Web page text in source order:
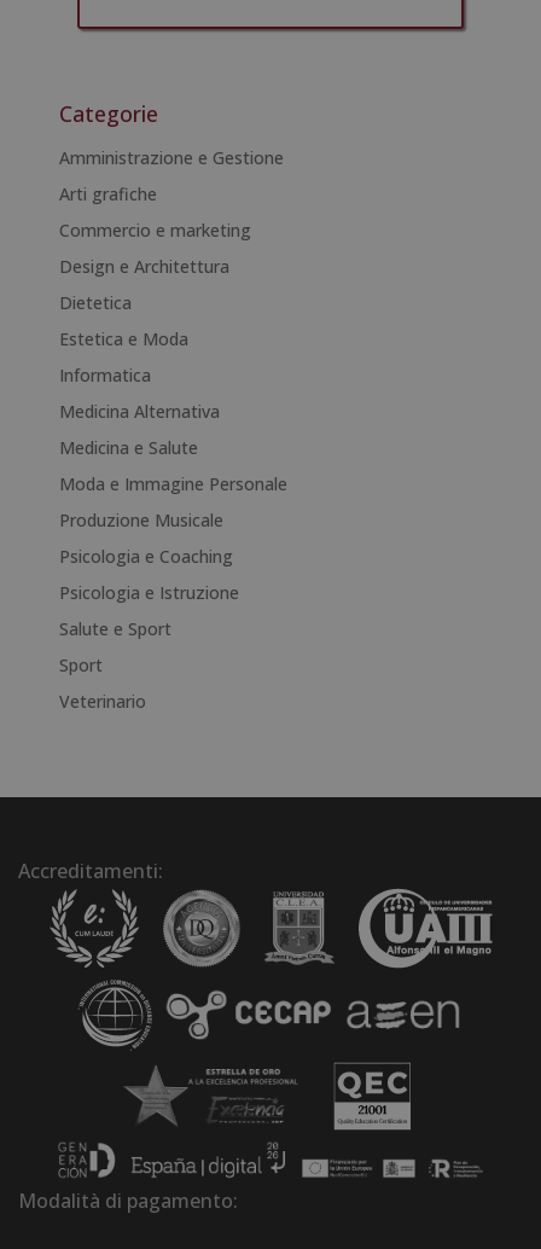
e
r
n
t
i
:
Categorie
Amministrazione e Gestione
Arti grafiche
Commercio e marketing
Design e Architettura
Dietetica
Estetica e Moda
Informatica
Medicina Alternativa
Medicina e Salute
Moda e Immagine Personale
Produzione Musicale
Psicologia e Coaching
Psicologia e Istruzione
Salute e Sport
Sport
Veterinario
Accreditamenti:
Modalità di pagamento: